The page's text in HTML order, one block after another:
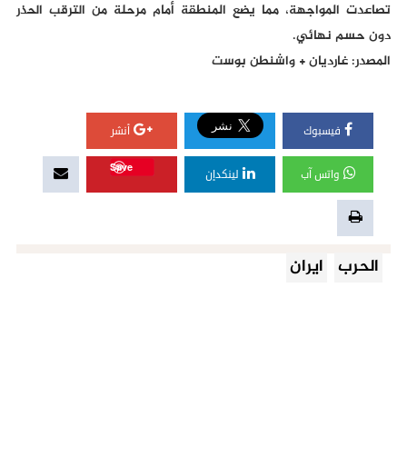
تصاعدت المواجهة، مما يضع المنطقة أمام مرحلة من الترقب الحذر
دون حسم نهائي.
المصدر: غارديان + واشنطن بوست
فيسبوك أنشر
واتس آب لينكدإن
Save
الحرب ايران